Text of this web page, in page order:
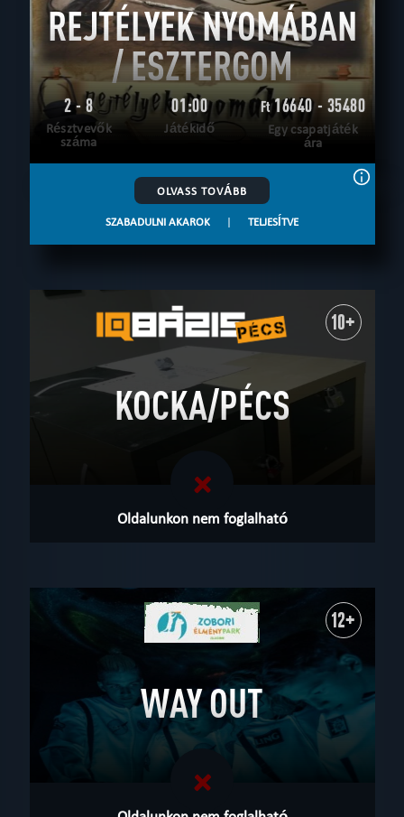
REJTÉLYEK NYOMÁBAN
/ ESZTERGOM
2 - 8
Résztvevők
száma
01:00
Játékidő
Ft16640 - 35480
Egy csapatjáték
ára
OLVASS TOVÁBB
SZABADULNI AKAROK | TELJESÍTVE
10+
KOCKA/PÉCS
Oldalunkon nem foglalható
12+
WAY OUT